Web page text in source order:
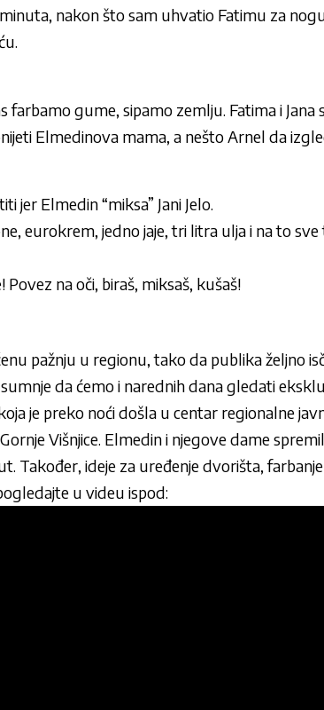
nakon što sam uhvatio Fatimu za
farbamo gume, sipamo zemlju. Fatima i
Elmedinova mama, a nešto Arnel da
jer Elmedin “miksa” Jani Jelo.
eurokrem, jedno jaje, tri litra ulja i na to
na oči, biraš, miksaš, kušaš!
pažnju u regionu, tako da publika željno
da ćemo i narednih dana gledati
je preko noći došla u centar regionalne
Višnjice. Elmedin i njegove dame
Također, ideje za uređenje dvorišta,
u videu ispod: